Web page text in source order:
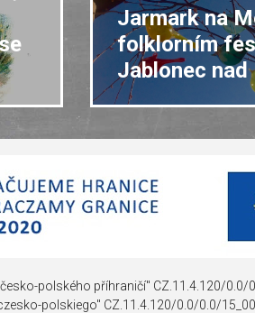
Jarmark na
folklorním
Jablonec
polského příhraničí" CZ.11.4.120/
polskiego" CZ.11.4.120/0.0/0.0/